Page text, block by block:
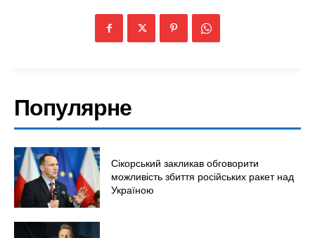
Війна
Популярне
Сікорський закликав обговорити
можливість збиття російських ракет над
Україною